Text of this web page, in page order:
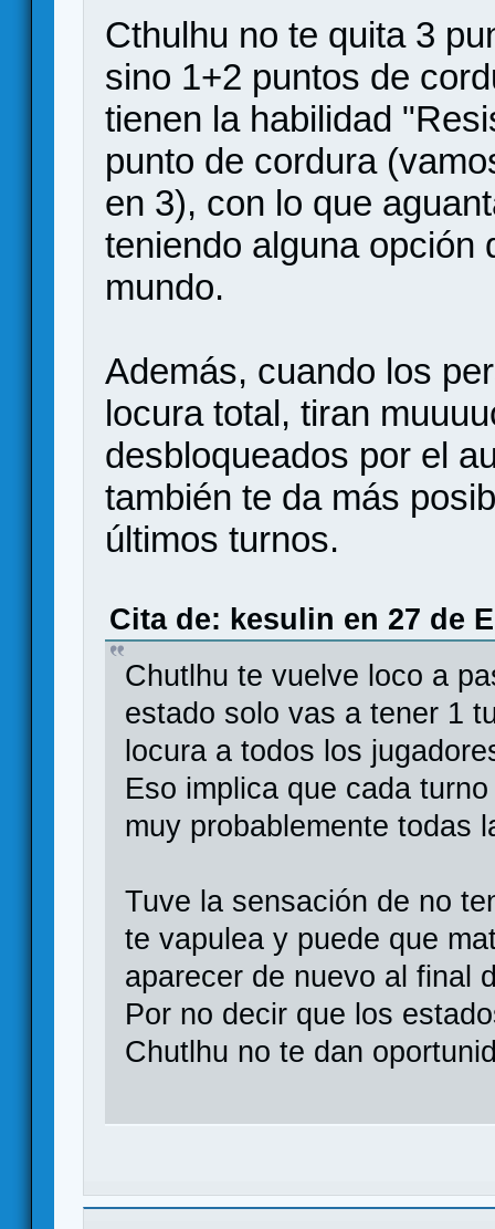
Cthulhu no te quita 3
sino 1+2 puntos de
tienen la habilidad
punto de cordura
en 3), con lo que
teniendo alguna opción
mundo.
Además, cuando los
locura total, tiran
desbloqueados por el
también te da más
últimos turnos.
Cita de: kesulin en 27 de
Chutlhu te vuelve loco a
estado solo vas a tener 1
locura a todos los
Eso implica que cada
muy probablemente todas
Tuve la sensación de no
te vapulea y puede que
aparecer de nuevo al final
Por no decir que los
Chutlhu no te dan